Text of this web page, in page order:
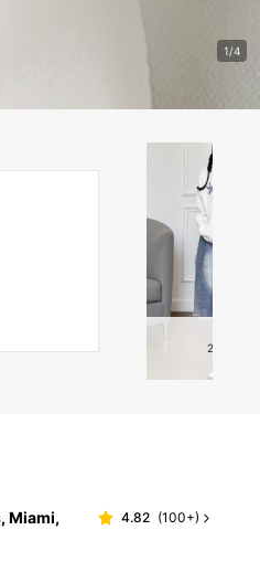
AI-Generated
1/4
2
Miami,
4.82 (100+)